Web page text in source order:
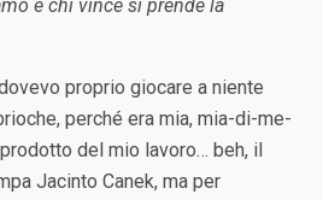
e chi vince si prende la
proprio giocare a niente
perché era mia, mia-di-me-
del mio lavoro… beh, il
Jacinto Canek, ma per